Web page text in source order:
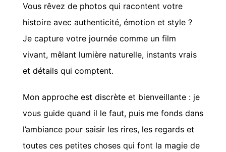
Vous rêvez de photos qui racontent votre
histoire avec authenticité, émotion et style ?
Je capture votre journée comme un film
vivant, mêlant lumière naturelle, instants vrais
et détails qui comptent.
Mon approche est discrète et bienveillante : je
vous guide quand il le faut, puis me fonds dans
l’ambiance pour saisir les rires, les regards et
toutes ces petites choses qui font la magie de